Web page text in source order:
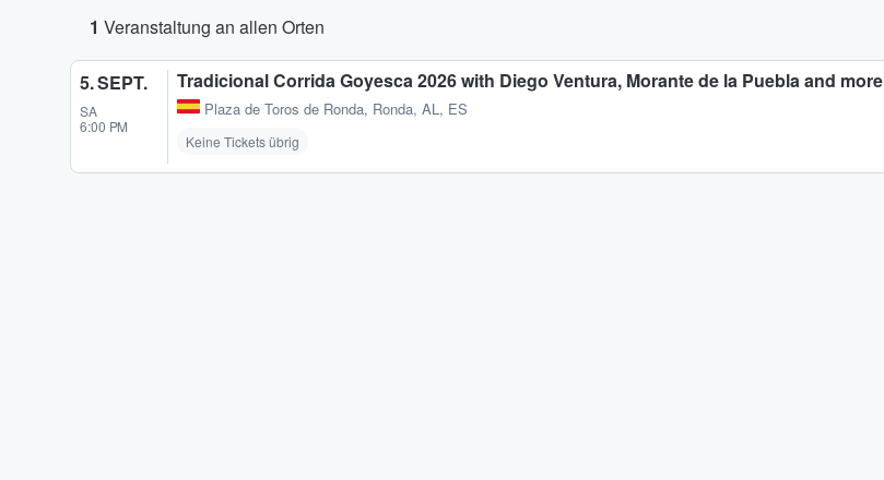
1 Veranstaltung an allen Orten
5. SEPT.
SA
6:00 PM
Tradicional Corrida Goyesca 2026 with Diego Ventura, Morante de la Puebla and more
Plaza de Toros de Ronda, Ronda, AL, ES
Keine Tickets übrig